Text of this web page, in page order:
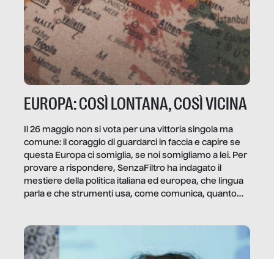
EUROPA: COSÌ LONTANA, COSÌ VICINA
Il 26 maggio non si vota per una vittoria singola ma
comune: il coraggio di guardarci in faccia e capire se
questa Europa ci somiglia, se noi somigliamo a lei. Per
provare a rispondere, SenzaFiltro ha indagato il
mestiere della politica italiana ed europea, che lingua
parla e che strumenti usa, come comunica, quanto